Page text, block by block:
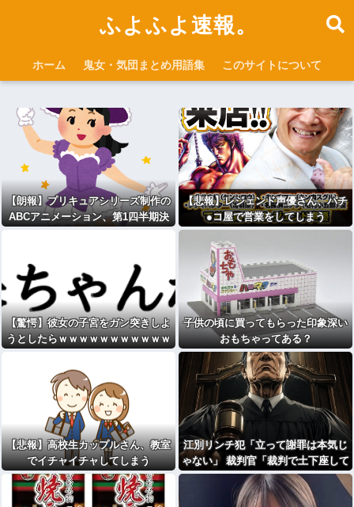
ふよふよ速報。
ホーム 鬼女・気団まとめ用語集 このサイトについて
【朗報】プリキュアシリーズ制作の
ABCアニメーション、第1四半期決
【悲報】レジェンド声優さん、パチ
●コ屋で営業をしてしまう
【驚愕】彼女の子宮をガン突きしよ
うとしたらｗｗｗｗｗｗｗｗｗｗｗ
子供の頃に買ってもらった印象深い
おもちゃってある？
【悲報】高校生カップルさん、教室
でイチャイチャしてしまう
江別リンチ犯「立って謝罪は本気じ
ゃない」 裁判官「裁判で土下座して
ないキミは本気じゃないな」